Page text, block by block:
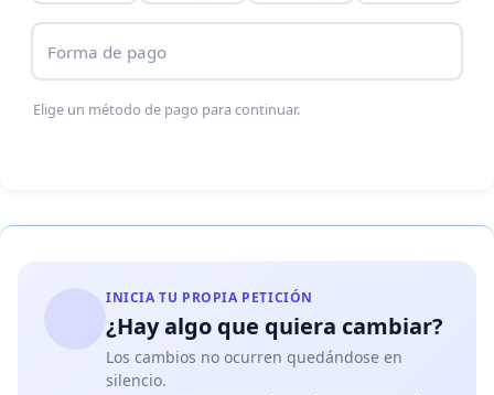
Forma de pago
Elige un método de pago para continuar.
INICIA TU PROPIA PETICIÓN
¿Hay algo que quiera cambiar?
Los cambios no ocurren quedándose en
silencio.